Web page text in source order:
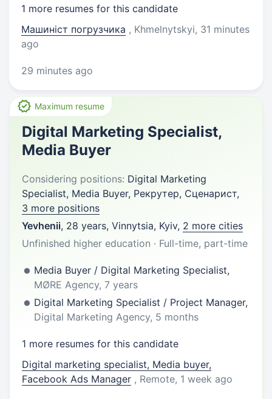
1 more resumes for this candidate
Машиніст погрузчика , Khmelnytskyi, 31 minutes
ago
29 minutes ago
Maximum resume
Digital Marketing Specialist,
Media Buyer
Considering positions: Digital Marketing
Specialist, Media Buyer, Рекрутер, Сценарист,
3 more positions
Yevhenii, 28 years, Vinnytsia, Kyiv, 2 more cities
Unfinished higher education · Full-time, part-time
Media Buyer / Digital Marketing Specialist,
MØRE Agency, 7 years
Digital Marketing Specialist / Project Manager,
Digital Marketing Agency, 5 months
1 more resumes for this candidate
Digital marketing specialist, Media buyer,
Facebook Ads Manager , Remote, 1 week ago